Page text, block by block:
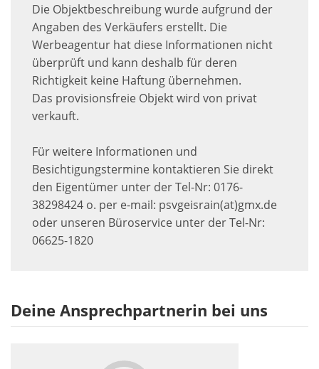
Die Objektbeschreibung wurde aufgrund der
Angaben des Verkäufers erstellt. Die
Werbeagentur hat diese Informationen nicht
überprüft und kann deshalb für deren
Richtigkeit keine Haftung übernehmen.
Das provisionsfreie Objekt wird von privat
verkauft.
Für weitere Informationen und
Besichtigungstermine kontaktieren Sie direkt
den Eigentümer unter der Tel-Nr: 0176-
38298424 o. per e-mail: psvgeisrain(at)gmx.de
oder unseren Büroservice unter der Tel-Nr:
06625-1820
Deine Ansprechpartnerin bei uns